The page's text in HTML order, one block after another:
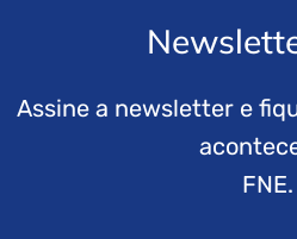
Assine a newsletter e
FNE.